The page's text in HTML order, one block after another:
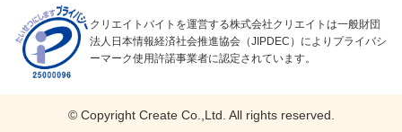
クリエイトバイトを運営する株式会社クリエイトは一般財団
法人日本情報経済社会推進協会（JIPDEC）によりプライバシ
ーマーク使用許諾事業者に認定されています。
© Copyright Create Co.,Ltd. All rights reserved.